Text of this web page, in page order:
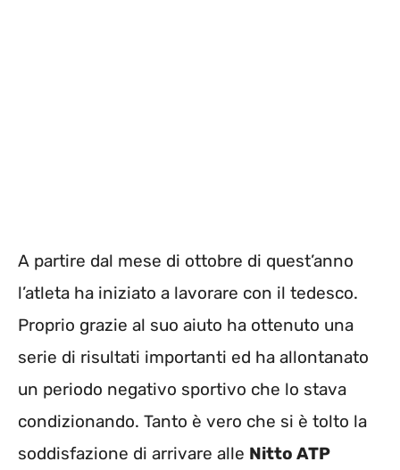
A partire dal mese di ottobre di quest’anno
l’atleta ha iniziato a lavorare con il tedesco.
Proprio grazie al suo aiuto ha ottenuto una
serie di risultati importanti ed ha allontanato
un periodo negativo sportivo che lo stava
condizionando. Tanto è vero che si è tolto la
soddisfazione di arrivare alle Nitto ATP